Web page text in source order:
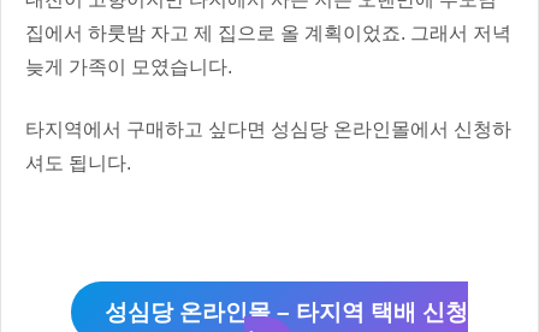
집에서 하룻밤 자고 제 집으로 올 계획이었죠. 그래서 저녁
늦게 가족이 모였습니다.
타지역에서 구매하고 싶다면 성심당 온라인몰에서 신청하
셔도 됩니다.
성심당 온라인몰 – 타지역 택배 신청